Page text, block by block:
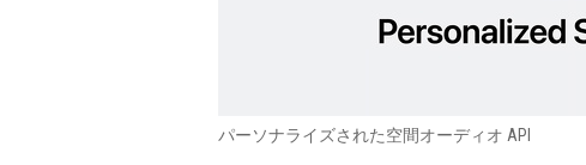
パーソナライズされた空間オーディオ API